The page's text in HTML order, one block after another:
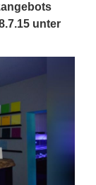
unter